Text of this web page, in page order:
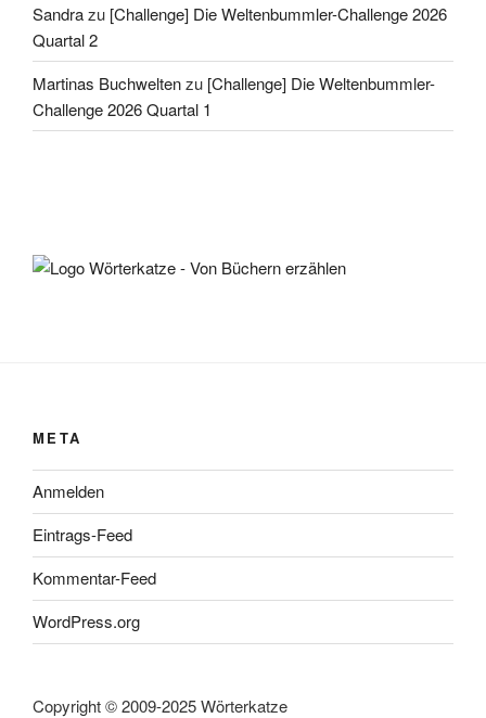
Sandrazu [Challenge] Die Weltenbummler-Challenge 2026
Quartal 2
Martinas Buchweltenzu [Challenge] Die Weltenbummler-
Challenge 2026 Quartal 1
META
Anmelden
Eintrags-Feed
Kommentar-Feed
WordPress.org
Copyright © 2009-2025 Wörterkatze